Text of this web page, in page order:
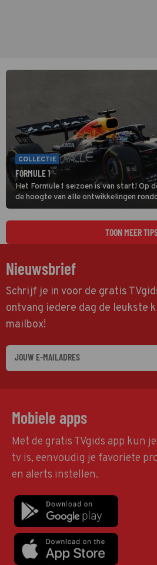
COLLECTIE
FORMULE 1
Het Formule 1 seizoen is van start! Op
de hoogte van alle ontwikkelingen
Norris en alle andere coureurs en GP's.
TOON MEER
Nieuwsbrief
Schrijf je in voor de gratis
ontvang iedere dag de leukste
mailbox!
Mobiele apps
Met de gratis TVgids app kun
tv is, eenvoudig je favoriete
en alerts instellen.